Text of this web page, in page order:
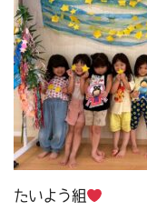
たいよう組